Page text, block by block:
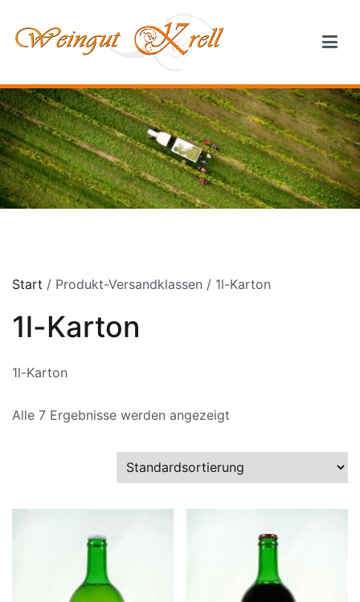
zum
Weingut Krell
Start / Produkt-Versandklassen / 1l-Karton
1l-Karton
1l-Karton
Alle 7 Ergebnisse werden angezeigt